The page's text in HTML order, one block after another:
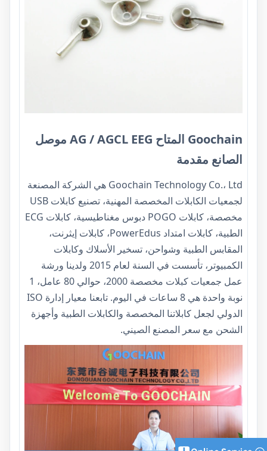
Goochain المتاح AG / AGCL EEG موصل
الصانع مقدمة
Goochain Technology Co.، Ltd هي الشركة المصنعة
لجمعيات الكابلات المخصصة المهنية، تصنيع كابلات USB
مخصصة، كابلات POGO دبوس مغناطيسية، كابلات ECG
الطبية، كابلات امتداد PowerEdus، كابلات إيثرنت،
المقابس الطبية وشواحن، تسخير الأسلاك وكابلات
الكمبيوتر، تأسست في السنة لعام 2015 ولدينا ورشة
عمل جمعيات كبلات مخصصة 2000، حوالي 80 عامل، 1
نوبة واحدة هي 8 ساعات في اليوم. تابعنا معيار إدارة ISO
الدولي لجعل كابلاتنا المخصصة والكابلات الطبية وأجهزة
الشحن مع سعر المصنع الصيني.